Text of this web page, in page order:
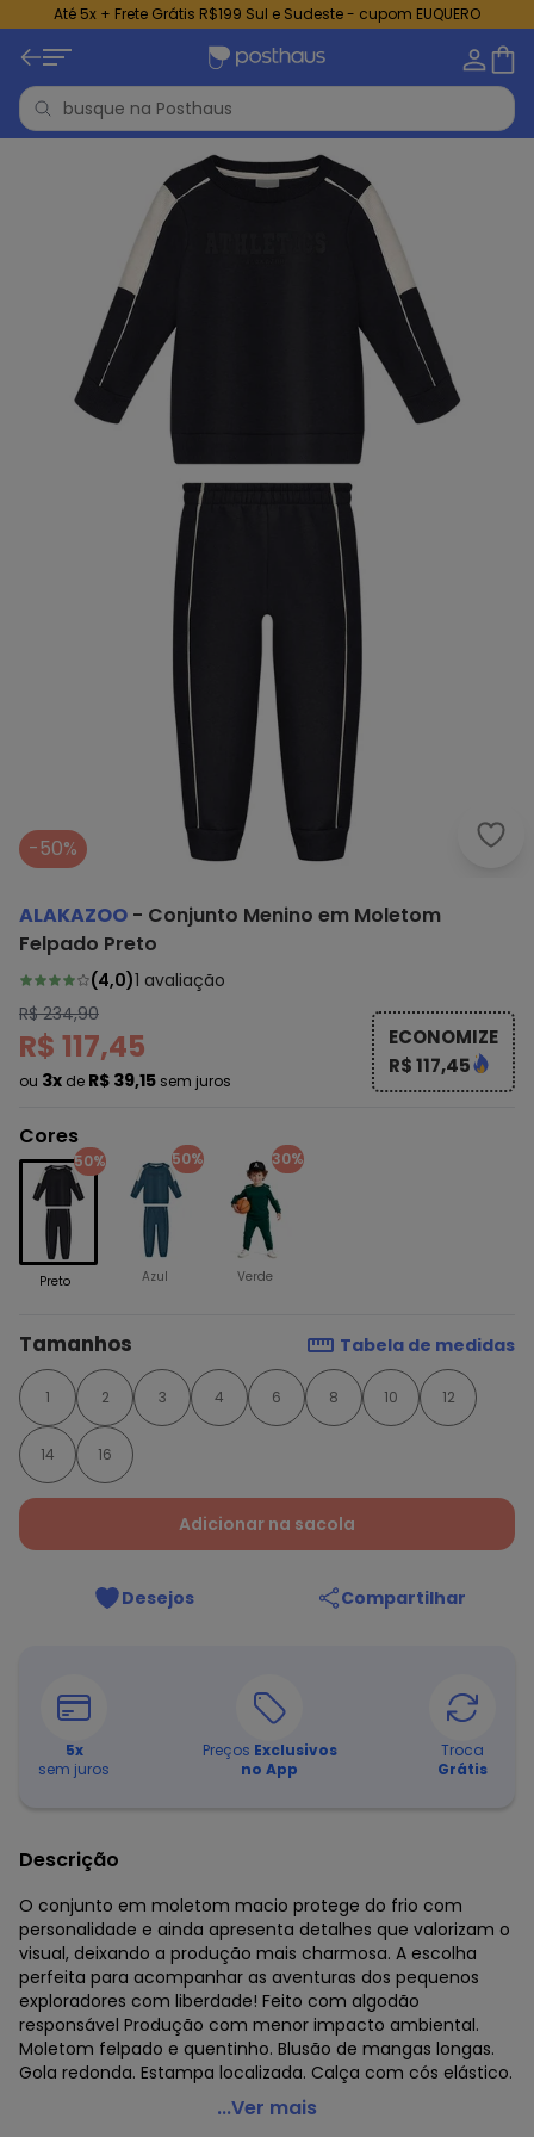
Até 5x + Frete Grátis R$199 Sul e Sudeste - cupom EUQUERO
-50%
ALAKAZOO - Conjunto Menino em Moletom
Felpado Preto
(4,0)1 avaliação
R$ 234,90
R$ 117,45
ou 3x de R$ 39,15 sem juros
ECONOMIZE
R$ 117,45
Cores
50%
Preto
50%
Azul
30%
Verde
Tamanhos Tabela de medidas
1 2 3 4 6 8 10 12
14 16
Adicionar na sacola
Desejos Compartilhar
5x
sem juros
Preços Exclusivos
no App
Troca
Grátis
Descrição
O conjunto em moletom macio protege do frio com
personalidade e ainda apresenta detalhes que valorizam o
visual, deixando a produção mais charmosa. A escolha
perfeita para acompanhar as aventuras dos pequenos
exploradores com liberdade! Feito com algodão
responsável Produção com menor impacto ambiental.
Moletom felpado e quentinho. Blusão de mangas longas.
Gola redonda. Estampa localizada. Calça com cós elástico.
Alakazoo - Conjunto Menino em Moletom Felpado Preto
...Ver mais